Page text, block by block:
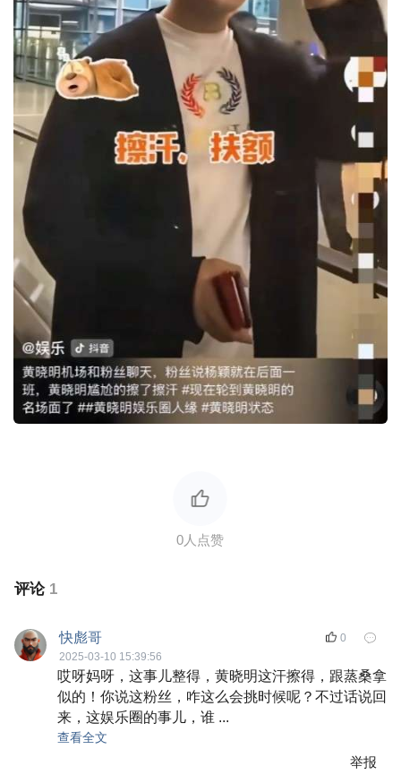
评论 1
快彪哥
2025-03-10 15:39:56
0
哎呀妈呀，这事儿整得，黄晓明这汗擦得，跟蒸桑拿
似的！你说这粉丝，咋这么会挑时候呢？不过话说回
来，这娱乐圈的事儿，谁 ...
查看全文
举报